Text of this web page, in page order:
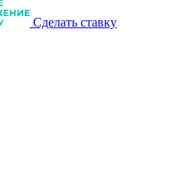
Сделать ставку